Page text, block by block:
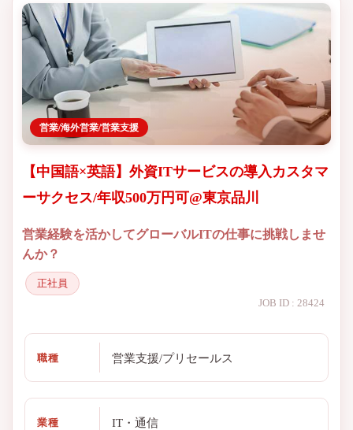
営業/海外営業/営業支援
【中国語×英語】外資ITサービスの導入カスタマ
ーサクセス/年収500万円可@東京品川
営業経験を活かしてグローバルITの仕事に挑戦しませ
んか？
正社員
JOB ID : 28424
職種 営業支援/プリセールス
業種 IT・通信